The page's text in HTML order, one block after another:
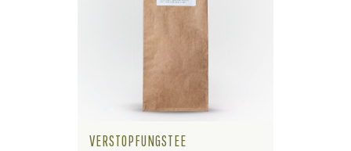
VERSTOPFUNGSTEE